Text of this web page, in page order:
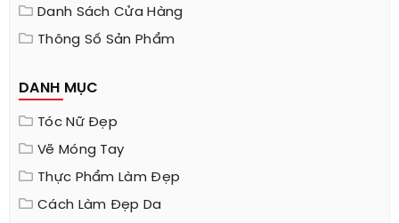
Danh Sách Cửa Hàng
Thông Số Sản Phẩm
DANH MỤC
Tóc Nữ Đẹp
Vẽ Móng Tay
Thực Phẩm Làm Đẹp
Cách Làm Đẹp Da